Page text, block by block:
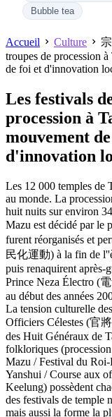
Bubble tea
Accueil Culture
troupes de procession
de foi et d'innovation
Les festivals
procession à
mouvement
d'innovation
Les 12 000 temples de
au monde. La
huit nuits sur environ
Mazu est décidé par le
furent réorganisés et
民化運動) à la fin de
puis renaquirent après-
Prince Neza Électro (
au début des années
La tension culturelle
Officiers Célestes (官
des Huit Généraux de
folkloriques
Mazu / Festival du
Yanshui / Course aux
Keelung) possèdent
des festivals de temple
mais aussi la forme la